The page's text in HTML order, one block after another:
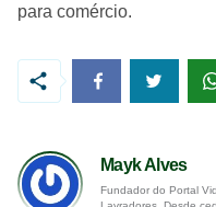
para comércio.
Mayk Alves
Fundador do Portal